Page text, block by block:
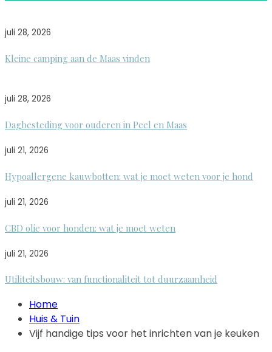
juli 28, 2026
Kleine camping aan de Maas vinden
juli 28, 2026
Dagbesteding voor ouderen in Peel en Maas
juli 21, 2026
Hypoallergene kauwbotten: wat je moet weten voor je hond
juli 21, 2026
CBD olie voor honden: wat je moet weten
juli 21, 2026
Utiliteitsbouw: van functionaliteit tot duurzaamheid
Home
Huis & Tuin
Vijf handige tips voor het inrichten van je keuken